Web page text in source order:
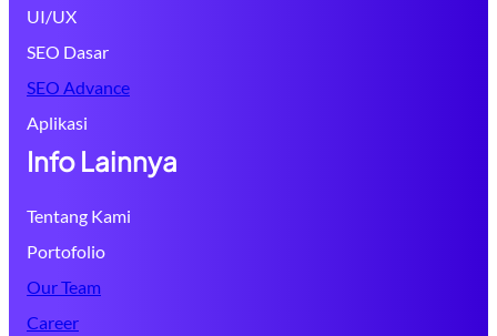
UI/UX
SEO Dasar
SEO Advance
Aplikasi
Info Lainnya
Tentang Kami
Portofolio
Our Team
Career